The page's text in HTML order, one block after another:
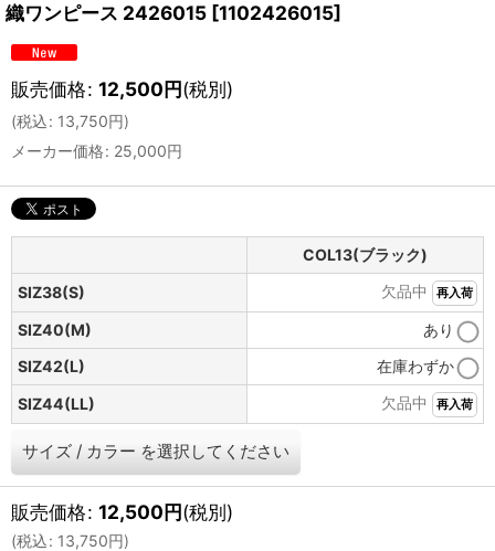
織ワンピース 2426015 [1102426015]
販売価格: 12,500円(税別)
(税込: 13,750円)
メーカー価格: 25,000円
COL13(ブラック)
SIZ38(S)
欠品中 再入荷
SIZ40(M)
あり
SIZ42(L)
在庫わずか
SIZ44(LL)
欠品中 再入荷
サイズ / カラー を選択してください
販売価格: 12,500円(税別)
(税込: 13,750円)